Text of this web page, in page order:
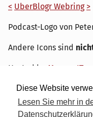
Diese Website
Lesen Sie mehr in
< UberBlogr Webring >
Podcast-Logo von
Andere Icons sind
Hosted by My own IT.